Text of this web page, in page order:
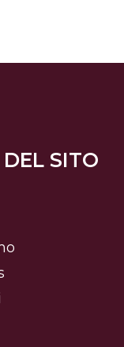
SITO